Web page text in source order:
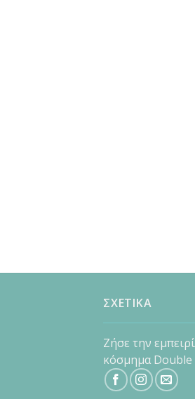
ΣΧΕΤΙΚΑ
Ζήσε την
κόσμημα